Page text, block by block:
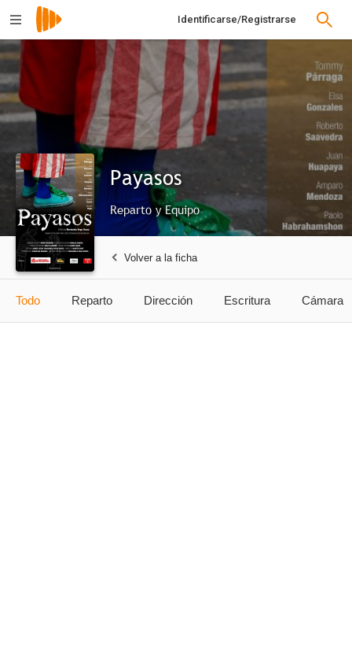
Identificarse/Registrarse
Payasos
Reparto y Equipo
Volver a la ficha
Todo Reparto Dirección Escritura Cámara